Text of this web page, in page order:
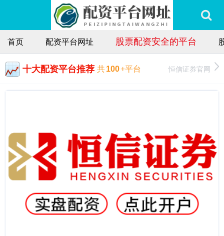
首页 配资平台网址 股票配资安全的平台
十大配资平台推荐 共100+平台 恒信证券官网